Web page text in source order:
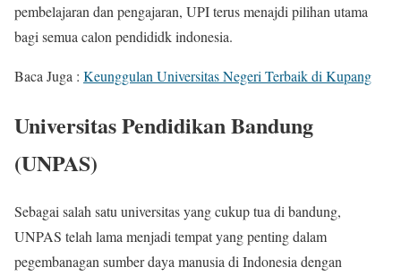
pembelajaran dan pengajaran, UPI terus menajdi pilihan utama
bagi semua calon pendididk indonesia.
Baca Juga : Keunggulan Universitas Negeri Terbaik di Kupang
Universitas Pendidikan Bandung
(UNPAS)
Sebagai salah satu universitas yang cukup tua di bandung,
UNPAS telah lama menjadi tempat yang penting dalam
pegembanagan sumber daya manusia di Indonesia dengan